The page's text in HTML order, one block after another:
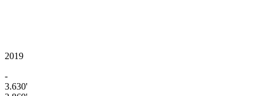
2019
-
3.630'